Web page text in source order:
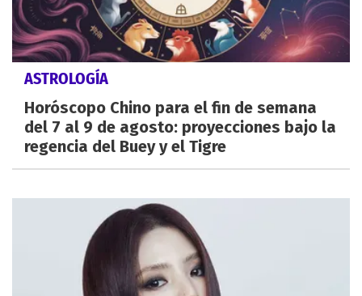
ASTROLOGÍA
Horóscopo Chino para el fin de semana
del 7 al 9 de agosto: proyecciones bajo la
regencia del Buey y el Tigre